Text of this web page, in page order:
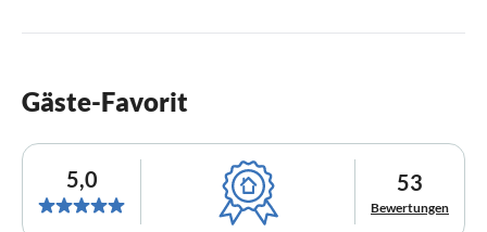
Gäste-Favorit
5,0 53
Bewertungen